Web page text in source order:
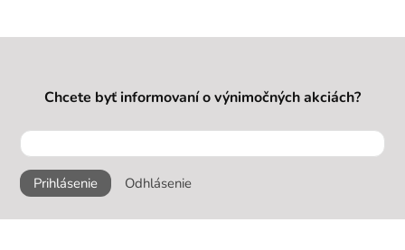
Chcete byť informovaní o výnimočných akciách?
Prihlásenie Odhlásenie